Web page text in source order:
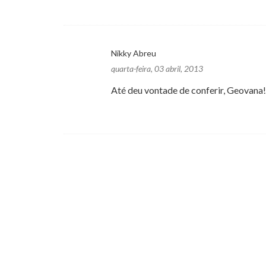
Nikky Abreu
quarta-feira, 03 abril, 2013
Até deu vontade de conferir, Geovana!